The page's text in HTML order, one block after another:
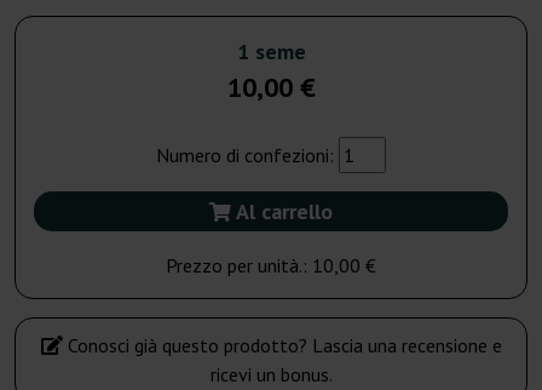
1 seme
10,00 €
Numero di confezioni:
Al carrello
Prezzo per unità.: 10,00 €
Conosci già questo prodotto? Lascia una recensione e
ricevi un bonus.